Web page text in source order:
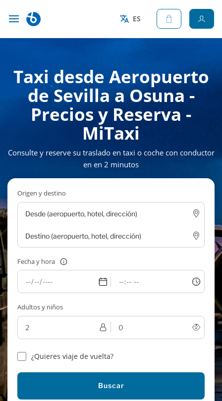
ES
Taxi desde Aeropuerto
de Sevilla a Osuna -
Precios y Reserva -
MiTaxi
Consulte y reserve su traslado en taxi o coche con conductor
en en 2 minutos
Origen y destino
Fecha y hora
Adultos y niños
¿Quieres viaje de vuelta?
Buscar